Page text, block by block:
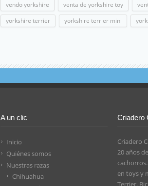
vendo yorkshire
venta de yorkshire toy
yorkshire terrier
yorkshire terrier mini
A un clic
Inicio
Quiénes somos
Nuestras razas
Chihuahua
Criadero
Criadero
20 años
en toys y
Terrier,